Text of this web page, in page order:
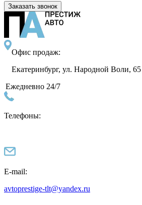
Заказать звонок
Офис продаж:
Екатеринбург, ул. Народной Воли, 65
Ежедневно 24/7
Телефоны:
E-mail:
avtoprestige-tlt@yandex.ru